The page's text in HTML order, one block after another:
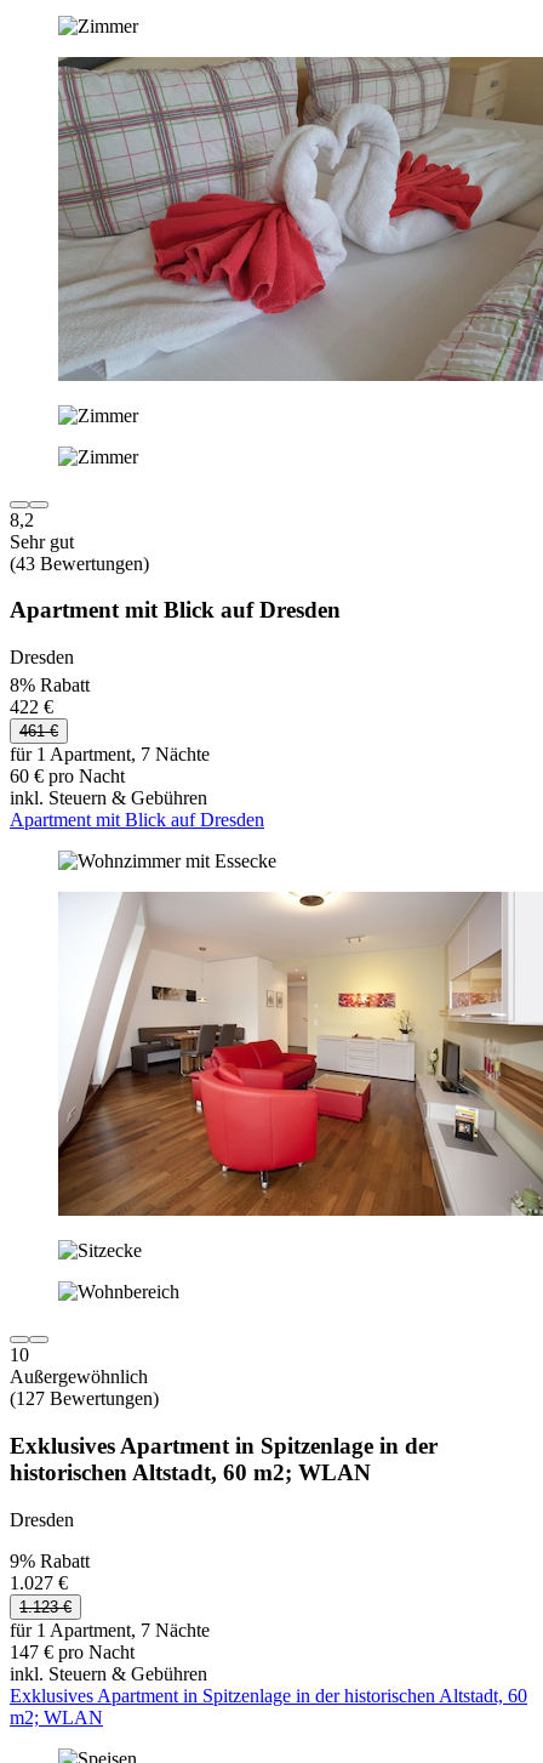
8,2
Sehr gut
(43 Bewertungen)
Apartment mit Blick auf Dresden
Dresden
8% Rabatt
422 €
461 €
für 1 Apartment, 7 Nächte
60 € pro Nacht
inkl. Steuern & Gebühren
Apartment mit Blick auf Dresden
10
Außergewöhnlich
(127 Bewertungen)
Exklusives Apartment in Spitzenlage in der
historischen Altstadt, 60 m2; WLAN
Dresden
9% Rabatt
1.027 €
1.123 €
für 1 Apartment, 7 Nächte
147 € pro Nacht
inkl. Steuern & Gebühren
Exklusives Apartment in Spitzenlage in der historischen Altstadt, 60
m2; WLAN